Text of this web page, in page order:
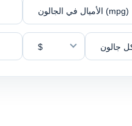
الأميال في الجالون (mpg)
$ جالون